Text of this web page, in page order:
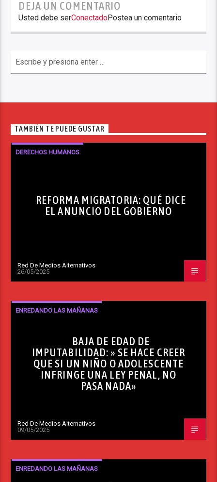
DEJA UN COMENTARIO
Usted debe serConectadoPostea un comentario
TAMBIÉN TE PUEDE GUSTAR
DERECHOS HUMANOS
REFORMA MIGRATORIA: QUÉ DICE
EL ANUNCIO DEL GOBIERNO
Red De Medios Alternativos
26/05/2025
ENREDANDO LAS MAÑANAS
BAJA DE EDAD DE
IMPUTABILIDAD: » SE HACE CREER
QUE SI UN NIÑO O ADOLESCENTE
INFRINGE UNA LEY PENAL, NO
PASA NADA»
Red De Medios Alternativos
09/05/2025
ENREDANDO LAS MAÑANAS